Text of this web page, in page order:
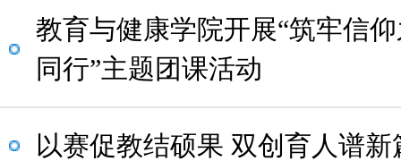
教育与健康学院开展“筑牢信
同行”主题团课活动
以赛促教结硕果 双创育人谱新